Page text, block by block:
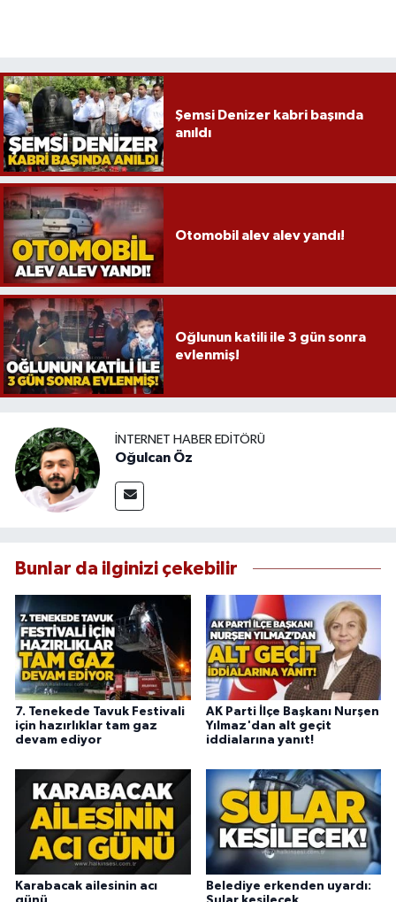
Şemsi Denizer kabri başında
anıldı
Otomobil alev alev yandı!
Oğlunun katili ile 3 gün sonra
evlenmiş!
İNTERNET HABER EDITÖRÜ
Oğulcan Öz
Bunlar da ilginizi çekebilir
7. Tenekede Tavuk Festivali
için hazırlıklar tam gaz
devam ediyor
AK Parti İlçe Başkanı Nurşen
Yılmaz'dan alt geçit
iddialarına yanıt!
Karabacak ailesinin acı
Belediye erkenden uyardı:
Spor
Ulusal
Yaşam